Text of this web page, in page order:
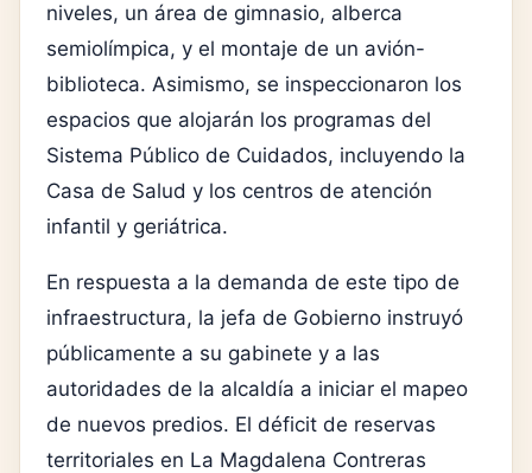
niveles, un área de gimnasio, alberca
semiolímpica, y el montaje de un avión-
biblioteca. Asimismo, se inspeccionaron los
espacios que alojarán los programas del
Sistema Público de Cuidados, incluyendo la
Casa de Salud y los centros de atención
infantil y geriátrica.
En respuesta a la demanda de este tipo de
infraestructura, la jefa de Gobierno instruyó
públicamente a su gabinete y a las
autoridades de la alcaldía a iniciar el mapeo
de nuevos predios. El déficit de reservas
territoriales en La Magdalena Contreras